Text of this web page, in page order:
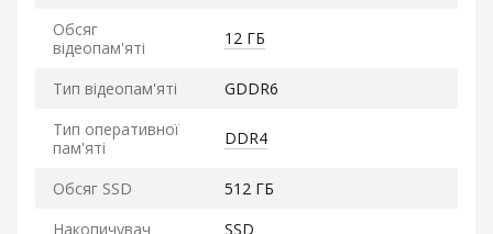
Обсяг
відеопам'яті
12 ГБ
Тип відеопам'яті
GDDR6
Тип оперативної
пам'яті
DDR4
Обсяг SSD
512 ГБ
Накопичувач
SSD